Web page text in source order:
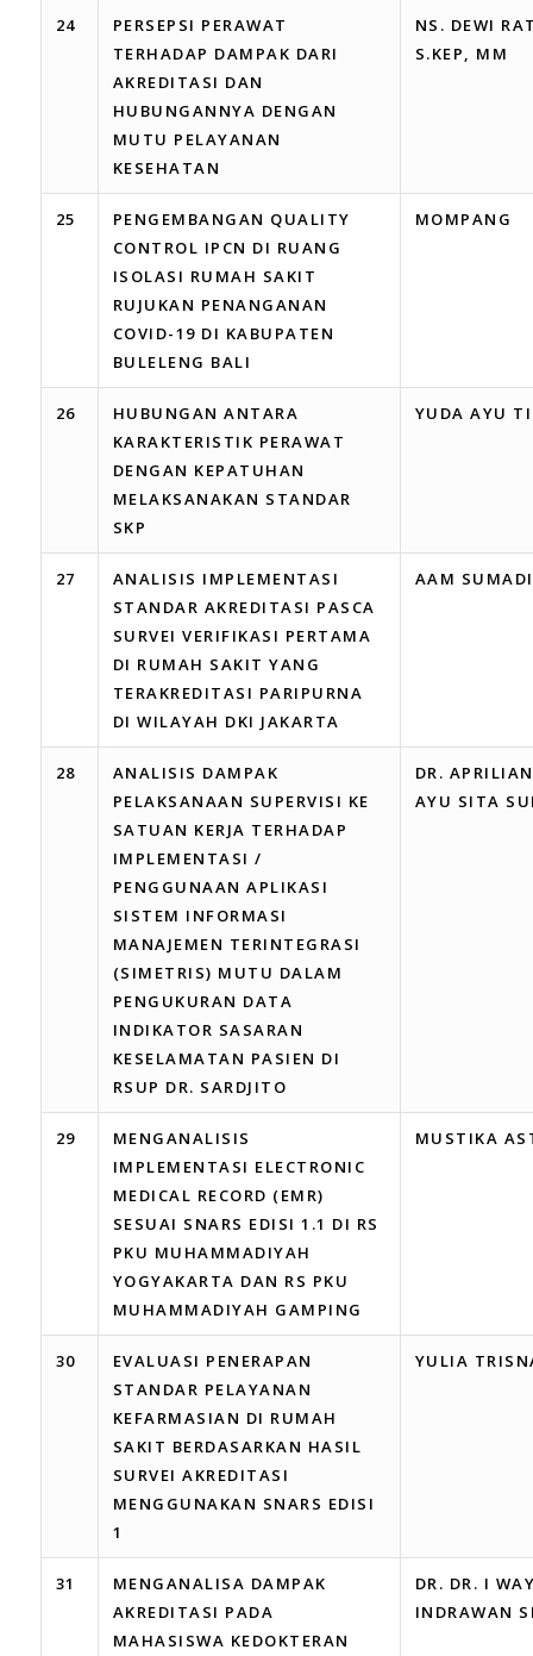
24
PERSEPSI PERAWAT
TERHADAP DAMPAK DARI
AKREDITASI DAN
HUBUNGANNYA DENGAN
MUTU PELAYANAN
KESEHATAN
NS. DEWI
S.KEP, MM
25
PENGEMBANGAN QUALITY
CONTROL IPCN DI RUANG
ISOLASI RUMAH SAKIT
RUJUKAN PENANGANAN
COVID-19 DI KABUPATEN
BULELENG BALI
MOMPANG
26
HUBUNGAN ANTARA
KARAKTERISTIK PERAWAT
DENGAN KEPATUHAN
MELAKSANAKAN STANDAR
SKP
YUDA AYU
27
ANALISIS IMPLEMENTASI
STANDAR AKREDITASI PASCA
SURVEI VERIFIKASI PERTAMA
DI RUMAH SAKIT YANG
TERAKREDITASI PARIPURNA
DI WILAYAH DKI JAKARTA
AAM SUMADI
28
ANALISIS DAMPAK
PELAKSANAAN SUPERVISI KE
SATUAN KERJA TERHADAP
IMPLEMENTASI /
PENGGUNAAN APLIKASI
SISTEM INFORMASI
MANAJEMEN TERINTEGRASI
(SIMETRIS) MUTU DALAM
PENGUKURAN DATA
INDIKATOR SASARAN
KESELAMATAN PASIEN DI
RSUP DR. SARDJITO
DR.
AYU SITA
29
MENGANALISIS
IMPLEMENTASI ELECTRONIC
MEDICAL RECORD (EMR)
SESUAI SNARS EDISI 1.1 DI RS
PKU MUHAMMADIYAH
YOGYAKARTA DAN RS PKU
MUHAMMADIYAH GAMPING
MUSTIKA
30
EVALUASI PENERAPAN
STANDAR PELAYANAN
KEFARMASIAN DI RUMAH
SAKIT BERDASARKAN HASIL
SURVEI AKREDITASI
MENGGUNAKAN SNARS EDISI
1
YULIA
31
MENGANALISA DAMPAK
AKREDITASI PADA
MAHASISWA KEDOKTERAN
DR. DR. I
INDRAWAN